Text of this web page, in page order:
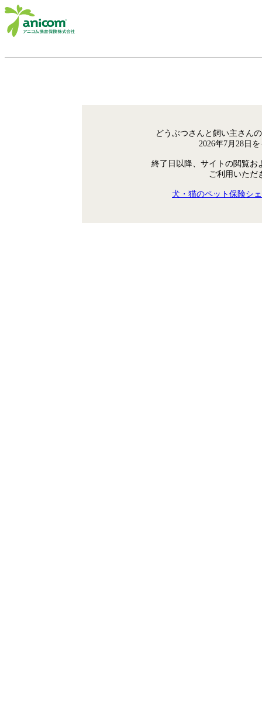
どうぶつさんと飼い主さん
2026年7月28日
終了日以降、サイトの閲覧お
ご利用いただ
犬・猫のペット保険シ